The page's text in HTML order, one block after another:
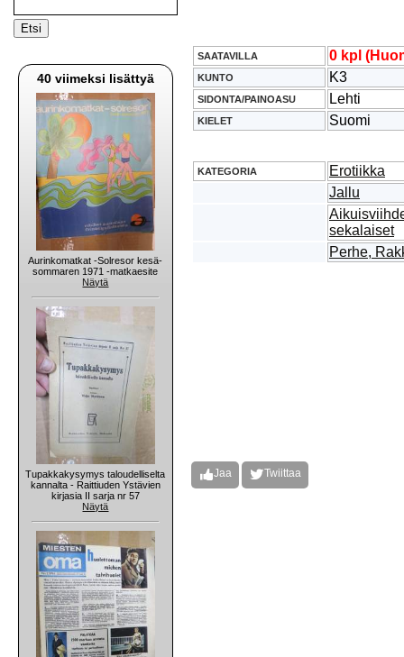
40 viimeksi lisättyä
Aurinkomatkat -Solresor kesä-
sommaren 1971 -matkaesite
Näytä
Tupakkakysymys taloudelliselta
kannalta - Raittiuden Ystävien
kirjasia II sarja nr 57
Näytä
SAATAVILLA 0 kpl
KUNTO K3
SIDONTA/PAINOASU Lehti
KIELET Suomi
KATEGORIA
Erotiikka
Jallu
sekalaiset
Perhe,
Jaa Twiittaa